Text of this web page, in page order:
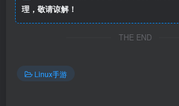
理，敬请谅解！
THE END
Linux手游